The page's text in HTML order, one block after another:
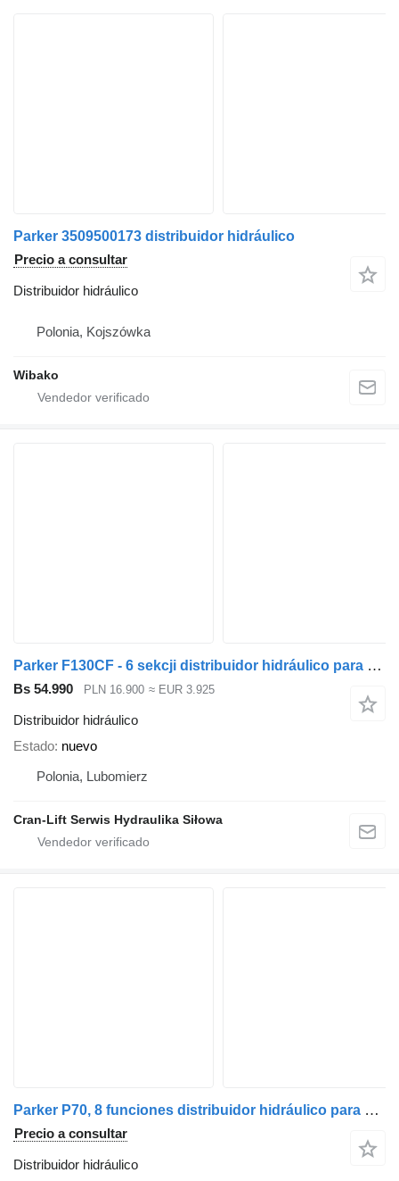
Parker 3509500173 distribuidor hidráulico
Precio a consultar
Distribuidor hidráulico
Polonia, Kojszówka
Wibako
Parker F130CF - 6 sekcji distribuidor hidráulico para Loglift grúa autocargante
Bs 54.990 PLN 16.900 ≈ EUR 3.925
Distribuidor hidráulico
Estado nuevo
Polonia, Lubomierz
Cran-Lift Serwis Hydraulika Siłowa
Parker P70, 8 funciones distribuidor hidráulico para grúa autocargante
Precio a consultar
Distribuidor hidráulico